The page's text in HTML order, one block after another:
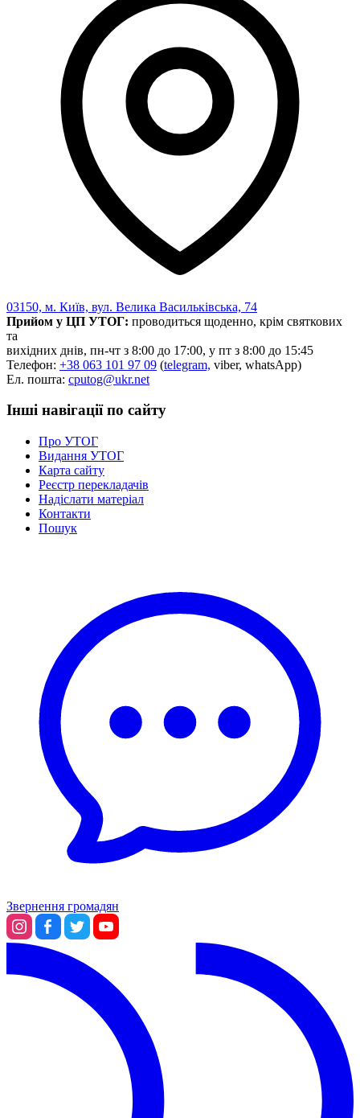
03150, м. Київ, вул. Велика Васильківська, 74
Прийом у ЦП УТОГ: проводиться щоденно, крім святкових
та
вихідних днів, пн-чт з 8:00 до 17:00, у пт з 8:00 до 15:45
Телефон: +38 063 101 97 09 (telegram, viber, whatsApp)
Ел. пошта: cputog@ukr.net
Інші навігації по сайту
Про УТОГ
Видання УТОГ
Карта сайту
Реєстр перекладачів
Надіслати матеріал
Контакти
Пошук
Звернення громадян